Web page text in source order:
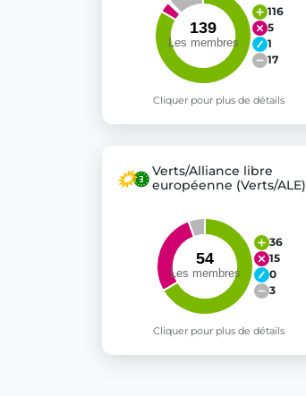
116
5
1
17
Cliquer pour plus de détails
Verts/Alliance libre
européenne (Verts/ALE)
36
15
0
3
Cliquer pour plus de détails